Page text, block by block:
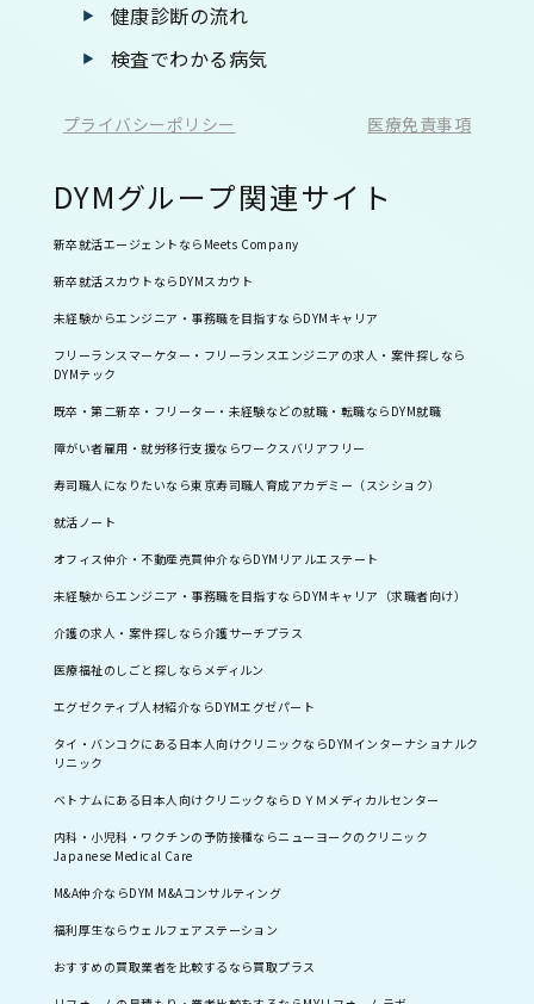
健康診断の流れ
検査でわかる病気
プライバシーポリシー 医療免責事項
DYMグループ関連サイト
新卒就活エージェントならMeets Company
新卒就活スカウトならDYMスカウト
未経験からエンジニア・事務職を目指すならDYMキャリア
フリーランスマーケター・フリーランスエンジニアの求人・案件探しなら
DYMテック
既卒・第二新卒・フリーター・未経験などの就職・転職ならDYM就職
障がい者雇用・就労移行支援ならワークスバリアフリー
寿司職人になりたいなら東京寿司職人育成アカデミー（スシショク）
就活ノート
オフィス仲介・不動産売買仲介ならDYMリアルエステート
未経験からエンジニア・事務職を目指すならDYMキャリア（求職者向け）
介護の求人・案件探しなら介護サーチプラス
医療福祉のしごと探しならメディルン
エグゼクティブ人材紹介ならDYMエグゼパート
タイ・バンコクにある日本人向けクリニックならDYMインターナショナルク
リニック
ベトナムにある日本人向けクリニックならＤＹＭメディカルセンター
内科・小児科・ワクチンの予防接種ならニューヨークのクリニック
Japanese Medical Care
M&A仲介ならDYM M&Aコンサルティング
福利厚生ならウェルフェアステーション
おすすめの買取業者を比較するなら買取プラス